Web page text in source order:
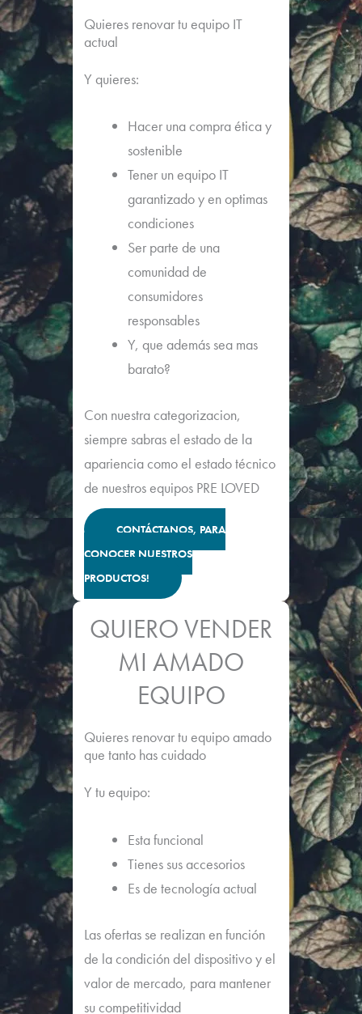
Quieres renovar tu equipo IT
actual
Y quieres:
Hacer una compra ética y
sostenible
Tener un equipo IT
garantizado y en optimas
condiciones
Ser parte de una
comunidad de
consumidores
responsables
Y, que además sea mas
barato?
Con nuestra categorizacion,
siempre sabras el estado de la
apariencia como el estado técnico
de nuestros equipos PRE LOVED
CONTÁCTANOS, PARA
CONOCER NUESTROS
PRODUCTOS!
QUIERO VENDER
MI AMADO
EQUIPO
Quieres renovar tu equipo amado
que tanto has cuidado
Y tu equipo:
Esta funcional
Tienes sus accesorios
Es de tecnología actual
Las ofertas se realizan en función
de la condición del dispositivo y el
valor de mercado, para mantener
su competitividad